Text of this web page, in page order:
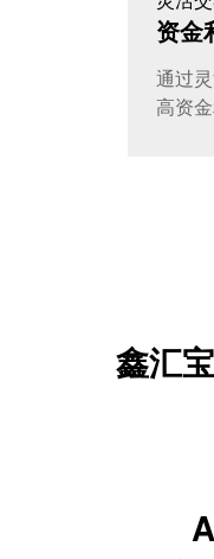
资金
通过
高资
鑫汇